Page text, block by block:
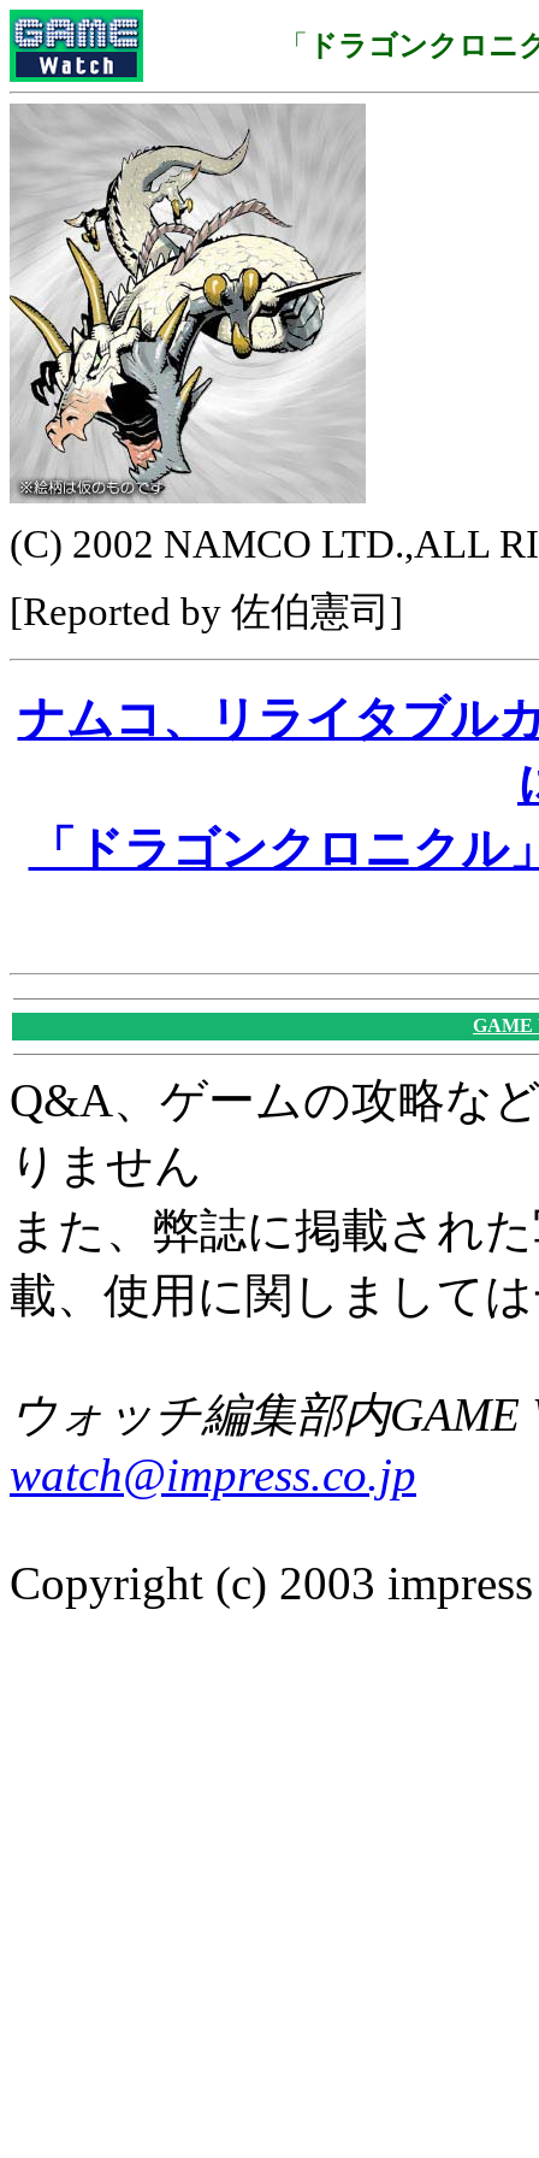
「 ドラゴンクロニ
(C) 2002 NAMCO LTD.,ALL
[Reported by 佐伯憲司]
ナムコ、リライタブル
「ドラゴンクロニク
GAME
Q&A、ゲームの攻略な
りません
また、弊誌に掲載され
載、使用に関しまして
ウォッチ編集部内GAME
watch@impress.co.jp
Copyright (c) 2003